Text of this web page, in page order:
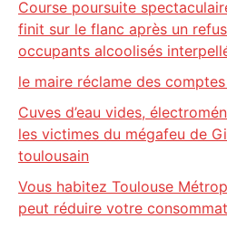
Course poursuite
finit sur le flanc après un
occupants alcoolisés
le maire réclame des
Cuves d’eau vides,
les victimes du mégafeu de
toulousain
Vous habitez Toulouse
peut réduire votre